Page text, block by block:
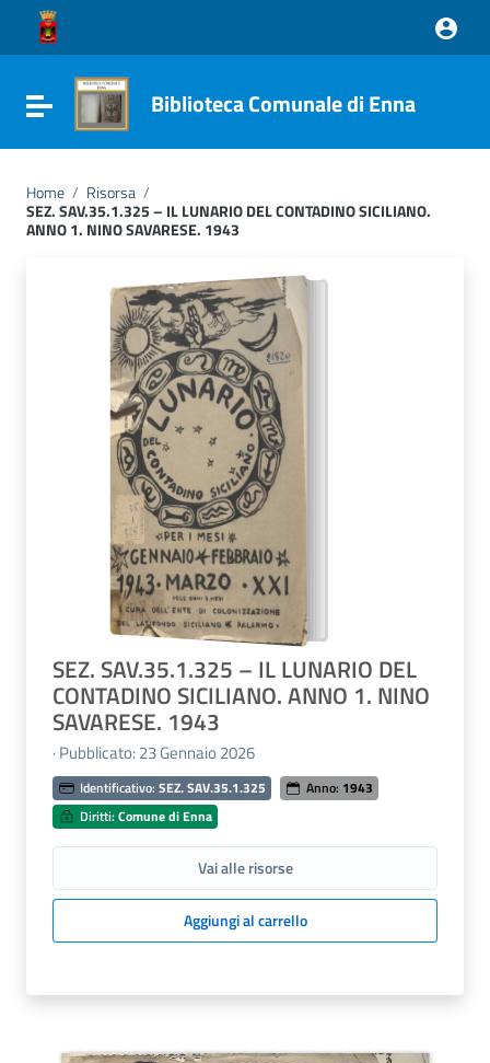
Vai ai contenuti
Vai al menu di navigazione
Vai al footer
Attiva / disattiva la navigazione
Biblioteca Comunale di Enna
Home / Risorsa /
SEZ. SAV.35.1.325 – IL LUNARIO DEL CONTADINO SICILIANO.
ANNO 1. NINO SAVARESE. 1943
SEZ. SAV.35.1.325 – IL LUNARIO DEL
CONTADINO SICILIANO. ANNO 1. NINO
SAVARESE. 1943
· Pubblicato: 23 Gennaio 2026
Identificativo: SEZ. SAV.35.1.325 Anno: 1943
Diritti:Comune di Enna
Vai alle risorse
Aggiungi al carrello